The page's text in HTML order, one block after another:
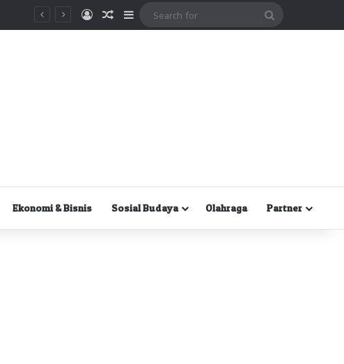
MasukRandom Article
Sidebar
Ekonomi & Bisnis Sosial Budaya Olahraga Partner